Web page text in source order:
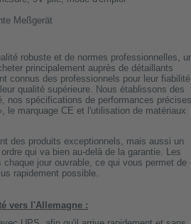
Meßgerät
robuste et de normes professionnelles,
principalement auprès de détaillants
connus des professionnels pour leur fiabilité
qualité supérieure. Nous établissons des
nos spécifications de performances
le marquage CE et l'utilisation de matériaux
des produits exceptionnels, mais aussi un
qui va bien au-delà de la garantie. Les
jour ouvrable, ce qui vous permet de
rapidement possible.
vers l'Allemagne :